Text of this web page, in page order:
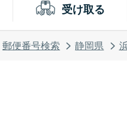
受け取る
郵便番号検索 静岡県